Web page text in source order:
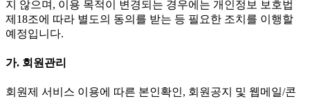
지 않으며, 이용 목적이 변경되는 경우에는 개인정보 보호법
제18조에 따라 별도의 동의를 받는 등 필요한 조치를 이행할
예정입니다.
가. 회원관리
회원제 서비스 이용에 따른 본인확인, 회원공지 및 웹메일/콘